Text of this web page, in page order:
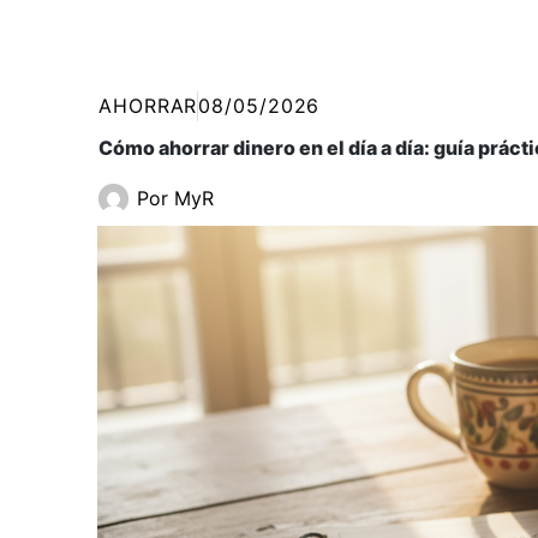
AHORRAR08/05/2026
Cómo ahorrar dinero en el día a día: guía
Por MyR